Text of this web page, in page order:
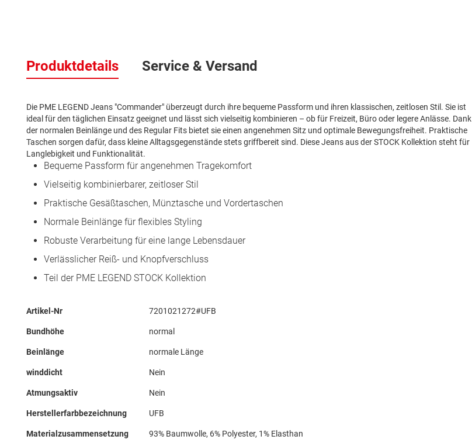
der
Bildergalerie
Produktdetails
Die PME LEGEND Jeans "Commander" überzeugt durch ihre bequeme Passform und ihren klassischen, zeitlosen Stil. Sie ist
ideal für den täglichen Einsatz geeignet und lässt sich vielseitig kombinieren – ob für Freizeit, Büro oder legere Anlässe. Dank
der normalen Beinlänge und des Regular Fits bietet sie einen angenehmen Sitz und optimale Bewegungsfreiheit. Praktische
Taschen sorgen dafür, dass kleine Alltagsgegenstände stets griffbereit sind. Diese Jeans aus der STOCK Kollektion steht für
Langlebigkeit und Funktionalität.
Bequeme Passform für angenehmen Tragekomfort
Vielseitig kombinierbarer, zeitloser Stil
Praktische Gesäßtaschen, Münztasche und Vordertaschen
Normale Beinlänge für flexibles Styling
Robuste Verarbeitung für eine lange Lebensdauer
Verlässlicher Reiß- und Knopfverschluss
Teil der PME LEGEND STOCK Kollektion
Mehr
Artikel-Nr 7201021272#UFB
Bundhöhe normal
Beinlänge normale Länge
winddicht Nein
Atmungsaktiv Nein
Herstellerfarbbezeichnung UFB
Materialzusammensetzung 93% Baumwolle, 6% Polyester, 1% Elasthan
Service & Versand